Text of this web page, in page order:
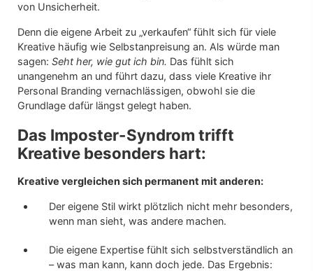
von Unsicherheit.
Denn die eigene Arbeit zu „verkaufen“ fühlt sich für viele
Kreative häufig wie Selbstanpreisung an. Als würde man
sagen: Seht her, wie gut ich bin. Das fühlt sich
unangenehm an und führt dazu, dass viele Kreative ihr
Personal Branding vernachlässigen, obwohl sie die
Grundlage dafür längst gelegt haben.
Das Imposter-Syndrom trifft
Kreative besonders hart:
Kreative vergleichen sich permanent mit anderen:
Der eigene Stil wirkt plötzlich nicht mehr besonders,
wenn man sieht, was andere machen.
Die eigene Expertise fühlt sich selbstverständlich an
– was man kann, kann doch jede. Das Ergebnis: